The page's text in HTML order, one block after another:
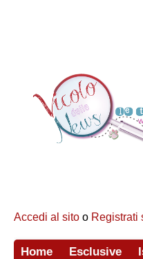
Accedi al sito o Registrati
Home Esclusive